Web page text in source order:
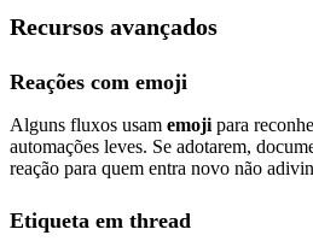
Recursos avançados
Reações com emoji
Alguns fluxos usam emojipara
automações leves. Se adotarem,
reação para quem entra novo não
Etiqueta em thread